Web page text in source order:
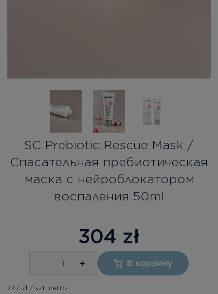
SC Prebiotic Rescue Mask /
Спасательная пребиотическая
маска с нейроблокатором
воспаления 50ml
304 zł
- + В корзину
247 zł / szt. netto